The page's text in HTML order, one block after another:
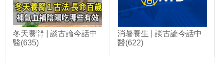
冬天養腎 | 談古論今話中
醫(635)
消暑養生 | 談古論今話中
醫(622)